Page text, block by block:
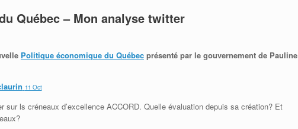
Québec – Mon analyse twitter
Politique économique du Québec présenté par le gouvernement de Pauline
11 Oct
sur ls créneaux d’excellence ACCORD. Quelle évaluation depuis sa création? Et